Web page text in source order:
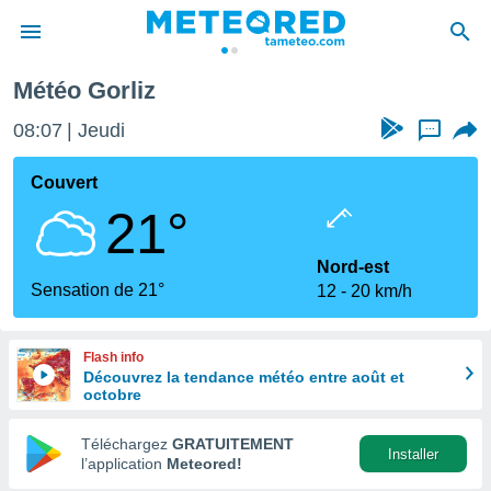
de
en
Météo Gorliz
08:07 Jeudi ...
Couvert
21°
Sensation de 21°
Nord-est
12
20 km/h
Flash info
Découvrez la tendance météo entre août et
octobre
Téléchargez GRATUITEMENT
l’application Meteored!
Installer